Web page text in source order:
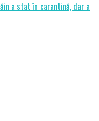
a stat în carantină, dar a